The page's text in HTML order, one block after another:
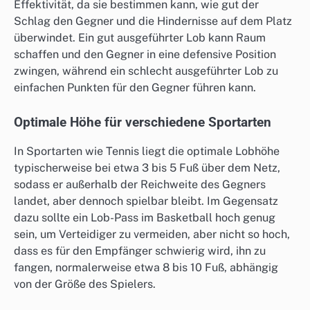
Effektivität, da sie bestimmen kann, wie gut der
Schlag den Gegner und die Hindernisse auf dem Platz
überwindet. Ein gut ausgeführter Lob kann Raum
schaffen und den Gegner in eine defensive Position
zwingen, während ein schlecht ausgeführter Lob zu
einfachen Punkten für den Gegner führen kann.
Optimale Höhe für verschiedene Sportarten
In Sportarten wie Tennis liegt die optimale Lobhöhe
typischerweise bei etwa 3 bis 5 Fuß über dem Netz,
sodass er außerhalb der Reichweite des Gegners
landet, aber dennoch spielbar bleibt. Im Gegensatz
dazu sollte ein Lob-Pass im Basketball hoch genug
sein, um Verteidiger zu vermeiden, aber nicht so hoch,
dass es für den Empfänger schwierig wird, ihn zu
fangen, normalerweise etwa 8 bis 10 Fuß, abhängig
von der Größe des Spielers.